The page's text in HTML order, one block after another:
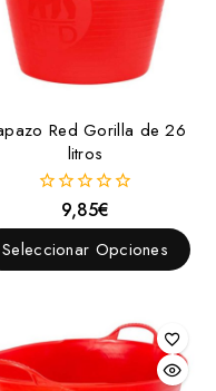
Red Gorilla de 26
litros
fuera
de
5
9,85€
Seleccionar Opciones